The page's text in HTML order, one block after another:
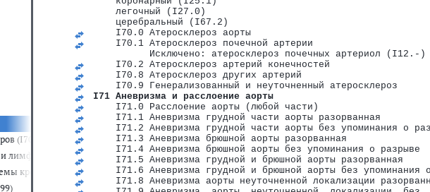
(I70-I79)
лимфатических узлов, не классифицированные в других рубриках (I80-I89)
кровообращения (I95-I99)
    легочный (I27.0)
    церебральный (I67.2)
    I70.0 Атеросклероз аорты
    I70.1 Атеросклероз почечной артерии
          Исключено: атеросклероз почечных артериол (I12.-)
    I70.2 Атеросклероз артерий конечностей
    I70.8 Атеросклероз других артерий
    I70.9 Генерализованный и неуточненный атеросклероз
I71 Аневризма и расслоение аорты
    I71.0 Расслоение аорты (любой части)
    I71.1 Аневризма грудной части аорты разорванная
I71.2 Аневризма грудной части аорты без упоминания о
    I71.3 Аневризма брюшной аорты разорванная
    I71.4 Аневризма брюшной аорты без упоминания о разрыве
    I71.5 Аневризма грудной и брюшной аорты разорванная
I71.6 Аневризма грудной и брюшной аорты без упоминания
I71.8 Аневризма аорты неуточненной локализации